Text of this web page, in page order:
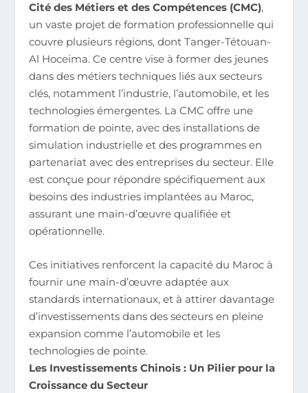
Cité des Métiers et des Compétences (CMC),
un vaste projet de formation professionnelle qui
couvre plusieurs régions, dont Tanger-Tétouan-
Al Hoceima. Ce centre vise à former des jeunes
dans des métiers techniques liés aux secteurs
clés, notamment l’industrie, l’automobile, et les
technologies émergentes. La CMC offre une
formation de pointe, avec des installations de
simulation industrielle et des programmes en
partenariat avec des entreprises du secteur. Elle
est conçue pour répondre spécifiquement aux
besoins des industries implantées au Maroc,
assurant une main-d’œuvre qualifiée et
opérationnelle.
Ces initiatives renforcent la capacité du Maroc à
fournir une main-d’œuvre adaptée aux
standards internationaux, et à attirer davantage
d’investissements dans des secteurs en pleine
expansion comme l’automobile et les
technologies de pointe.
Les Investissements Chinois : Un Pilier pour la
Croissance du Secteur